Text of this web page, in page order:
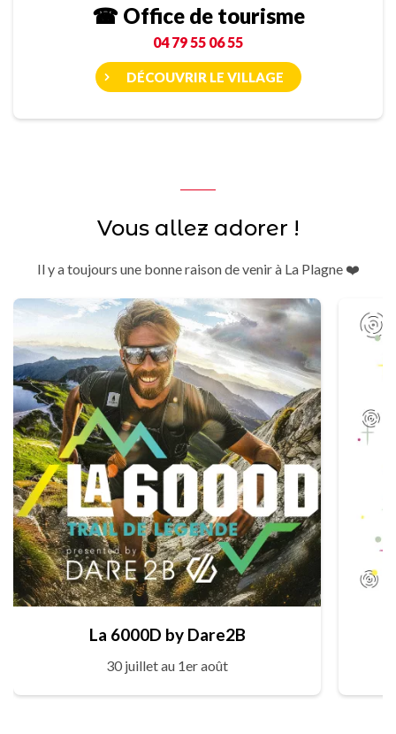
☎ Office de tourisme
04 79 55 06 55
DÉCOUVRIR LE VILLAGE
Vous allez adorer !
Il y a toujours une bonne raison de venir à La Plagne ❤️
La 6000D by Dare2B
30 juillet au 1er août